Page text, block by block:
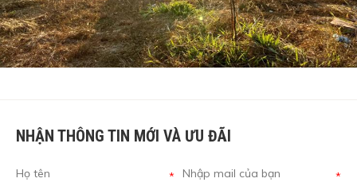
NHẬN THÔNG TIN MỚI VÀ ƯU ĐÃI
* *